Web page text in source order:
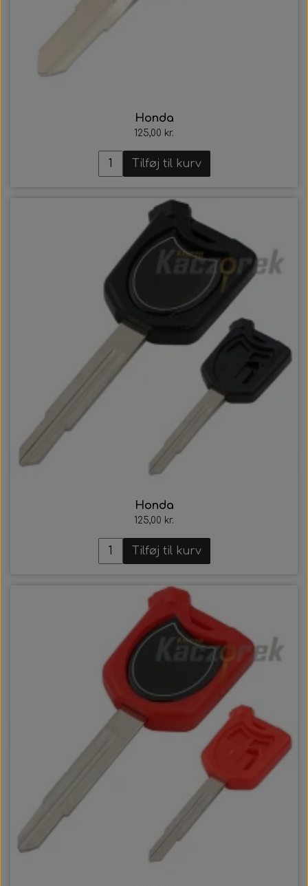
Honda
125,00 kr.
Tilføj til kurv
Honda
125,00 kr.
Tilføj til kurv